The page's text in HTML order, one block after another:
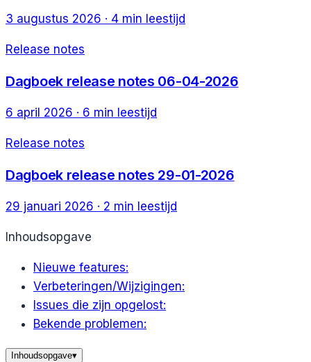
3 augustus 2026 · 4 min leestijd
Release notes
Dagboek release notes 06-04-2026
6 april 2026 · 6 min leestijd
Release notes
Dagboek release notes 29-01-2026
29 januari 2026 · 2 min leestijd
Inhoudsopgave
Nieuwe features:
Verbeteringen/Wijzigingen:
Issues die zijn opgelost:
Bekende problemen:
Inhoudsopgave▾